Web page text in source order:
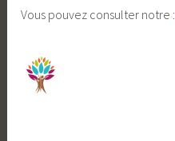
Vous pouvez consulter notre :